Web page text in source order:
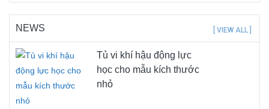
NEWS [ VIEW ALL ]
Tủ vi khí hậu động lực
học cho mẫu kích thước
nhỏ